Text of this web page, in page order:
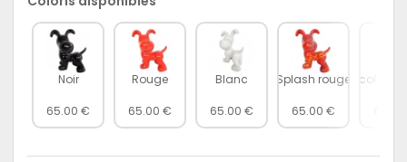
Noir
65.00 €
Rouge
65.00 €
Blanc
65.00 €
Splash rouge
65.00 €
Multicolore